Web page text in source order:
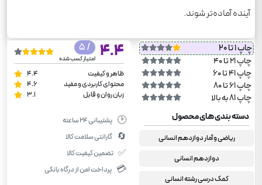
آینده آماده‌تر شوند.
چاپ 1 تا 20
چاپ 21 تا 40
چاپ 41 تا 60
چاپ 61 تا 80
چاپ 81 به بالا
4.4
/ 5
امتیاز کسب شده
ظاهر و کیفیت
4.4
محتوای کاربردی و مفید
4.6
زبان روان و قابل
3.1
دسته بندی های محصول
ریاضی و آمار دوازدهم انسانی
دوازدهم انسانی
کمک درسی رشته انسانی
🕑 پشتیبانی ۲۴ ساعته
🔄 گارانتی سلامت کالا
✅ تضمین کیفیت کالا
💳 پرداخت امن از درگاه بانکی